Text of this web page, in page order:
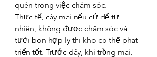
quên trong việc chăm sóc.
Thực tế, cây mai nếu cứ để tự
nhiên, không được chăm sóc và
tưới bón hợp lý thì khó có thể phát
triển tốt. Trước đây, khi trồng mai,